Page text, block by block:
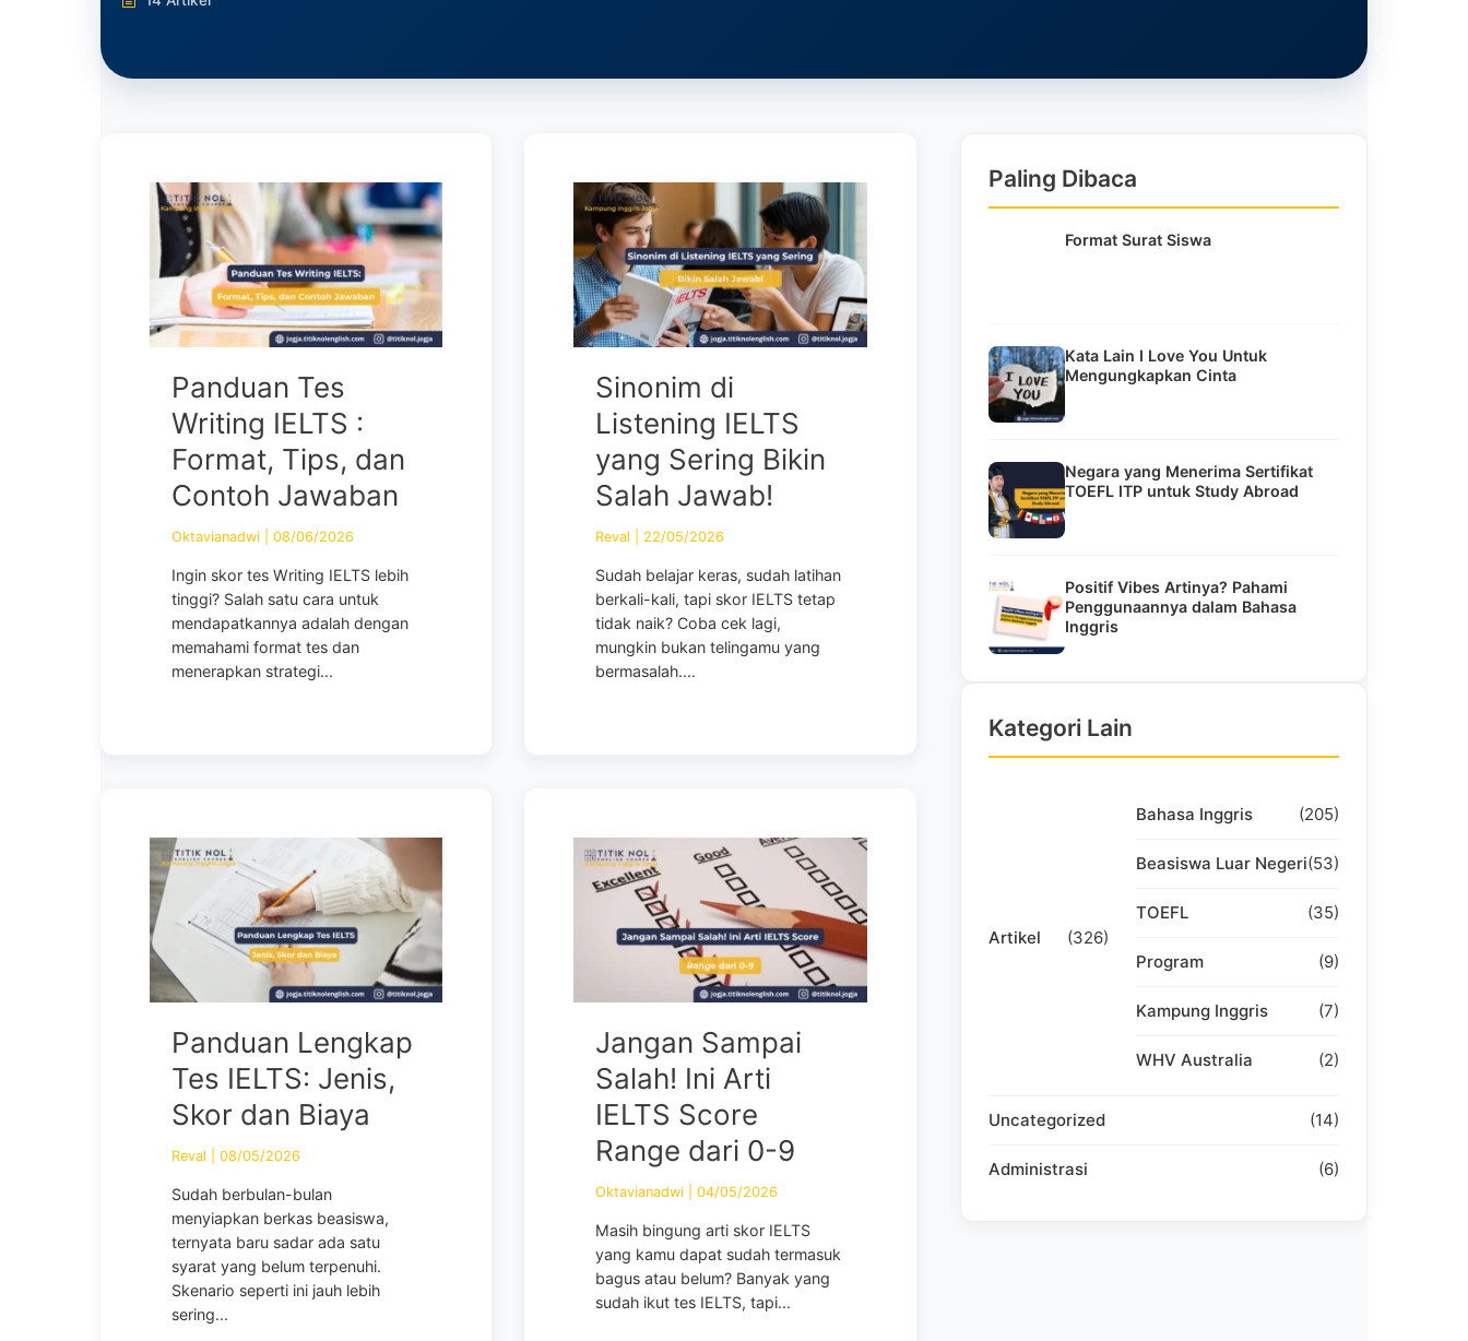
Panduan Tes
Writing IELTS :
Format, Tips, dan
Contoh Jawaban
Oktavianadwi 08/06/2026
Ingin skor tes Writing IELTS lebih
tinggi? Salah satu cara untuk
mendapatkannya adalah dengan
memahami format tes dan
menerapkan strategi...
Sinonim di
Listening IELTS
yang Sering Bikin
Salah Jawab!
Reval 22/05/2026
Sudah belajar keras, sudah latihan
berkali-kali, tapi skor IELTS tetap
tidak naik? Coba cek lagi,
mungkin bukan telingamu yang
bermasalah....
Panduan Lengkap
Tes IELTS: Jenis,
Skor dan Biaya
Reval 08/05/2026
Sudah berbulan-bulan
menyiapkan berkas beasiswa,
ternyata baru sadar ada satu
syarat yang belum terpenuhi.
Skenario seperti ini jauh lebih
sering...
Jangan Sampai
Salah! Ini Arti
IELTS Score
Range dari 0-9
Oktavianadwi |04/05/2026
Masih bingung arti skor IELTS
yang kamu dapat sudah termasuk
bagus atau belum? Banyak yang
sudah ikut tes IELTS, tapi...
Paling Dibaca
Format Surat Siswa
Kata Lain I Love You Untuk
Mengungkapkan Cinta
Negara yang Menerima Sertifikat
TOEFL ITP untuk Study Abroad
Positif Vibes Artinya? Pahami
Penggunaannya dalam Bahasa
Inggris
Kategori Lain
Artikel (326)
Bahasa Inggris (205)
Beasiswa Luar Negeri(53)
TOEFL (35)
Program (9)
Kampung Inggris (7)
WHV Australia (2)
Uncategorized (14)
Administrasi (6)